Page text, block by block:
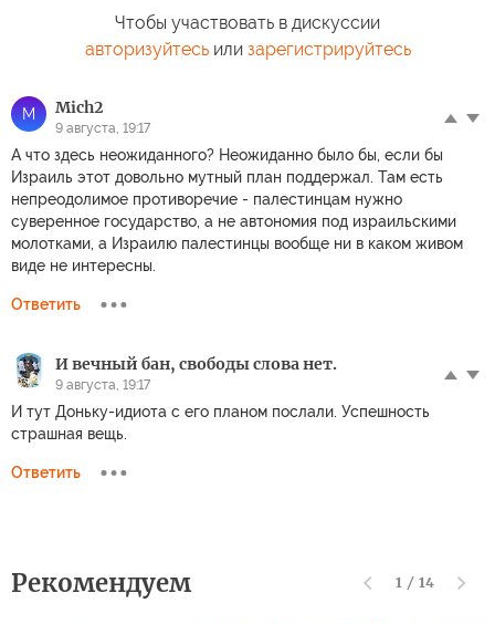
Чтобы участвовать в дискуссии
авторизуйтесьили зарегистрируйтесь
M Mich2
9 августа, 19:17
А что здесь неожиданного? Неожиданно было бы, если бы
Израиль этот довольно мутный план поддержал. Там есть
непреодолимое противоречие - палестинцам нужно
суверенное государство, а не автономия под израильскими
молотками, а Израилю палестинцы вообще ни в каком живом
виде не интересны.
Ответить
И вечный бан, свободы слова нет.
9 августа, 19:17
И тут Доньку-идиота с его планом послали. Успешность
страшная вещь.
Ответить
Рекомендуем 1 / 14